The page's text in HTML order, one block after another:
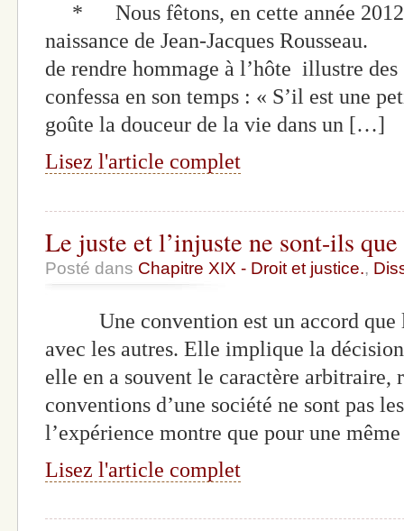
* Nous fêtons, en cette année
naissance de Jean-Jacques
de rendre hommage à l’hôte illustre
confessa en son temps : « S’il est une
goûte la douceur de la vie dans un […]
Lisez l'article complet
Le juste et l’injuste ne sont-ils
Posté dans Chapitre XIX - Droit et justice.,
Une convention est un accord que
avec les autres. Elle implique la
elle en a souvent le caractère
conventions d’une société ne sont pas
l’expérience montre que pour une
Lisez l'article complet